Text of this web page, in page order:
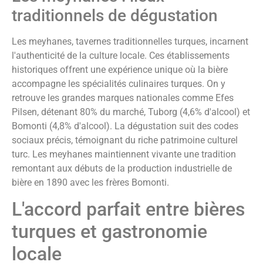
traditionnels de dégustation
Les meyhanes, tavernes traditionnelles turques, incarnent
l'authenticité de la culture locale. Ces établissements
historiques offrent une expérience unique où la bière
accompagne les spécialités culinaires turques. On y
retrouve les grandes marques nationales comme Efes
Pilsen, détenant 80% du marché, Tuborg (4,6% d'alcool) et
Bomonti (4,8% d'alcool). La dégustation suit des codes
sociaux précis, témoignant du riche patrimoine culturel
turc. Les meyhanes maintiennent vivante une tradition
remontant aux débuts de la production industrielle de
bière en 1890 avec les frères Bomonti.
L'accord parfait entre bières
turques et gastronomie
locale